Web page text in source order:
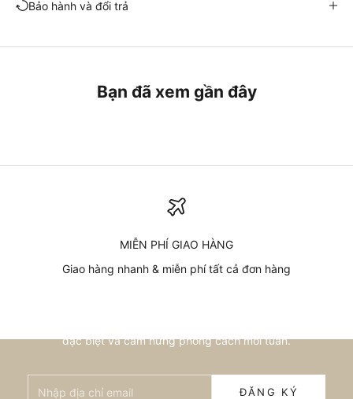
Bảo hành và đổi trả
Bạn đã xem gần đây
MIỄN PHÍ GIAO HÀNG
Giao hàng nhanh & miễn phí tất cả đơn hàng
Cập nhật từ chúng tôi
đặc biệt và cảm hứng phong cách mỗi tuần.
ĐĂNG KÝ